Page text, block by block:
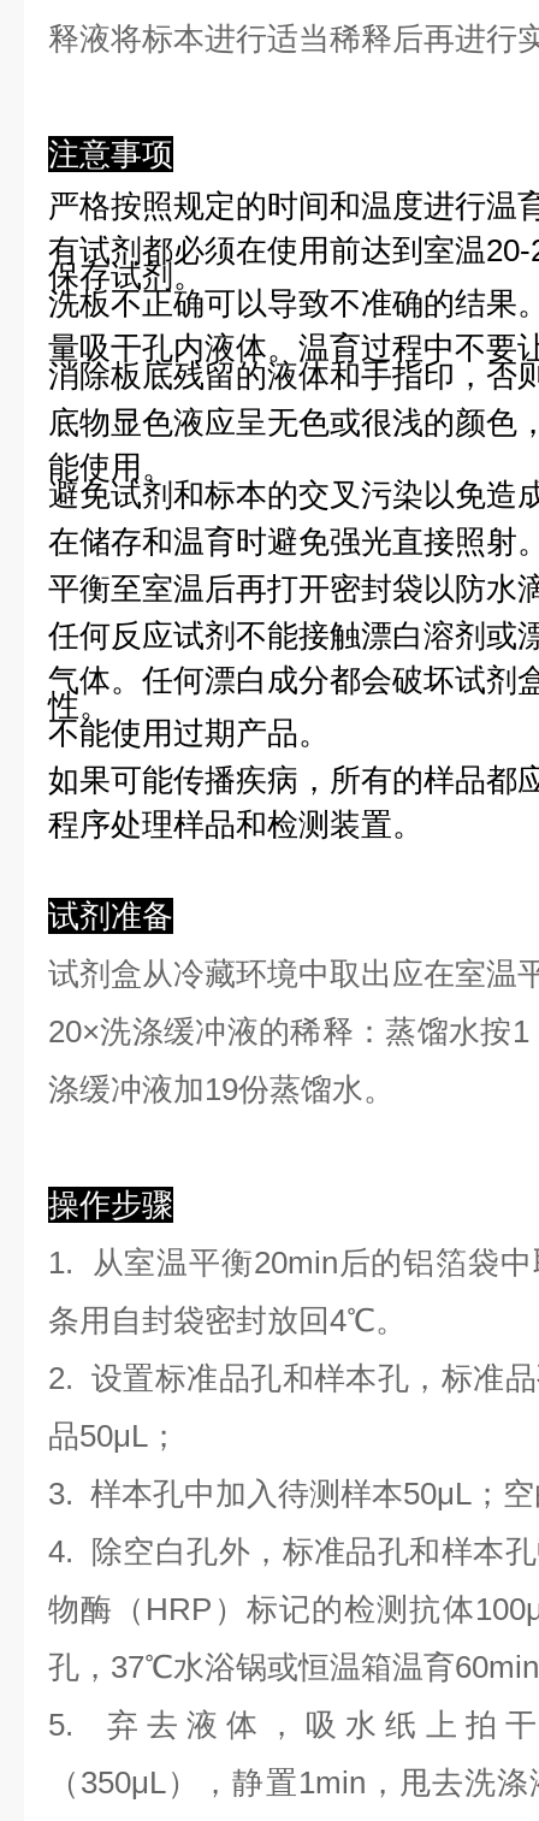
释液将标本进行适当稀释后再进行
注意事项
严格按照规定的时间和温度进行温
有试剂都必须在使用前达到室温
保存试剂。
洗板不正确可以导致不准确的结果
量吸干孔内液体。温育过程中不要
消除板底残留的液体和手指印，否
底物显色液应呈无色或很浅的颜色
能使用。
避免试剂和标本的交叉污染以免造
在储存和温育时避免强光直接照射
平衡至室温后再打开密封袋以防水
任何反应试剂不能接触漂白溶剂或
气体。任何漂白成分都会破坏试剂
性。
不能使用过期产品。
如果可能传播疾病，所有的样品都
程序处理样品和检测装置。
试剂准备
试剂盒从冷藏环境中取出应在室温
20×洗涤缓冲液的稀释：蒸馏水按
涤缓冲液加19份蒸馏水。
操作步骤
1. 从室温平衡20min后的铝箔袋
条用自封袋密封放回4℃。
2. 设置标准品孔和样本孔，标准
品50μL；
3. 样本孔中加 入待测样本50μL；
4.
除空白孔外，标准品孔和样本
物酶（HRP）标记的检测抗体
孔，37℃水浴锅或恒温箱温育
5. 弃去液体，吸水纸上拍
（350μL）
，静置1min，甩去洗